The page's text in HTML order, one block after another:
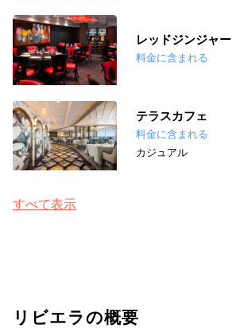
レッドジンジャー
料金に含まれる
テラスカフェ
料金に含まれる
カジュアル
すべて表示
リビエラの概要